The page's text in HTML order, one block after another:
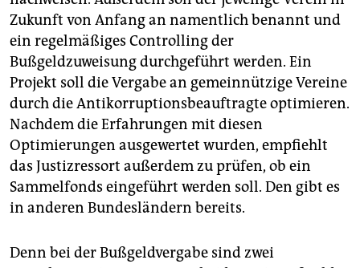
Zukunft von Anfang an namentlich benannt und
ein regelmäßiges Controlling der
Bußgeldzuweisung durchgeführt werden. Ein
Projekt soll die Vergabe an gemeinnützige Vereine
durch die Antikorruptionsbeauftragte optimieren.
Nachdem die Erfahrungen mit diesen
Optimierungen ausgewertet wurden, empfiehlt
das Justizressort außerdem zu prüfen, ob ein
Sammelfonds eingeführt werden soll. Den gibt es
in anderen Bundesländern bereits.
Denn bei der Bußgeldvergabe sind zwei